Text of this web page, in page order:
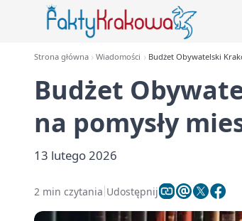
Strona główna Wiadomości Budżet Obywatelski
Budżet
na pomysły
13 lutego 2026
2 min czytania Udostępnij